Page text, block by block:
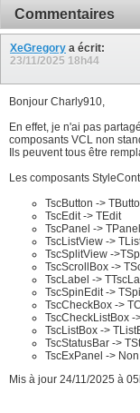
896
897
898
899
900
902
903
904
905
906
907
909
911
912
913
914
915
916
917
918
919
920
921
922
923
925
Commentaires
XeGregory a écrit:
23/11/2025 18h44
Bonjour Charly910,
En effet, je n'ai pas
composants VCL non
Ils peuvent tous être
Les composants
TscButton ->
TscEdit -> TEdit
TscPanel -> TPanel
TscListView ->
TscSplitView -
TscScrollBox ->
TscLabel ->
TscSpinEdit ->
TscCheckBox ->
TscCheckListBox -
TscListBox ->
TscStatusBar ->
TscExPanel ->
Mis à jour 24/11/2025 à